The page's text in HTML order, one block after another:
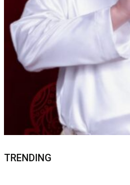
TRENDING